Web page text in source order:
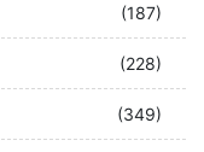
(187)
(228)
(349)